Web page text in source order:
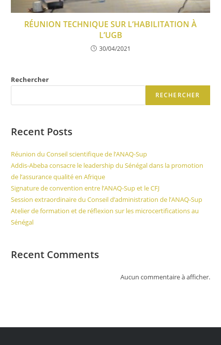
RÉUNION TECHNIQUE SUR L’HABILITATION À
L’UGB
30/04/2021
Rechercher
RECHERCHER
Recent Posts
Réunion du Conseil scientifique de l’ANAQ-Sup
Addis-Abeba consacre le leadership du Sénégal dans la promotion
de l’assurance qualité en Afrique
Signature de convention entre l’ANAQ-Sup et le CFJ
Session extraordinaire du Conseil d’administration de l’ANAQ-Sup
Atelier de formation et de réflexion sur les microcertifications au
Sénégal
Recent Comments
Aucun commentaire à afficher.